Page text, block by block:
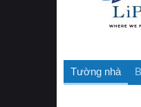
Tường nhà